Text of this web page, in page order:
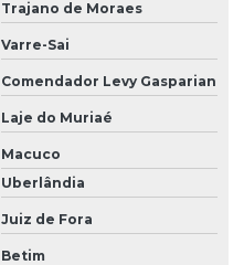
Trajano de Moraes
Varre-Sai
Comendador Levy Gasparian
Laje do Muriaé
Macuco
Uberlândia
Juiz de Fora
Betim